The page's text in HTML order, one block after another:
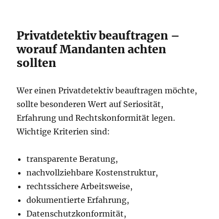
Privatdetektiv beauftragen –
worauf Mandanten achten
sollten
Wer einen Privatdetektiv beauftragen möchte,
sollte besonderen Wert auf Seriosität,
Erfahrung und Rechtskonformität legen.
Wichtige Kriterien sind:
transparente Beratung,
nachvollziehbare Kostenstruktur,
rechtssichere Arbeitsweise,
dokumentierte Erfahrung,
Datenschutzkonformität,